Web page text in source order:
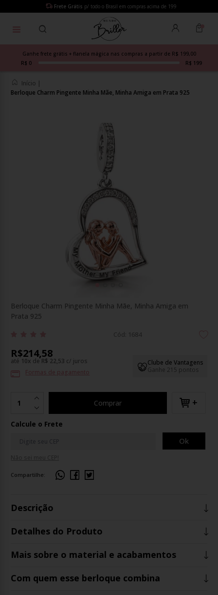
Frete Grátis p/ todo o Brasil em compras acima de 199
Ganhe frete grátis + flanela mágica nas compras a partir de R$ 199,00
R$ 0
R$ 199
Início |
Berloque Charm Pingente Minha Mãe, Minha Amiga em Prata 925
Berloque Charm Pingente Minha Mãe, Minha Amiga em
Prata 925
Cód: 1684
Clube de Vantagens
Ganhe 215 pontos
R$214,58
até 10x deR$ 22,53 c/ juros
Formas de pagamento
Comprar +
Calcule o Frete
Ok
Compartilhe:
Descrição
Detalhes do Produto
Mais sobre o material e acabamentos
Com quem esse berloque combina